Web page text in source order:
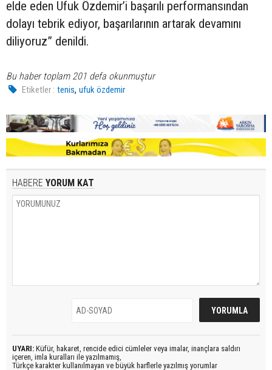
elde eden Ufuk Özdemir’i başarılı performansından
dolayı tebrik ediyor, başarılarının artarak devamını
diliyoruz” denildi.
Bu haber toplam 201 defa okunmuştur
Etiketler : tenis,ufuk özdemir
HABERE YORUM KAT
UYARI: Küfür, hakaret, rencide edici cümleler veya imalar, inançlara saldırı
içeren, imla kuralları ile yazılmamış,
Türkçe karakter kullanılmayan ve büyük harflerle yazılmış yorumlar